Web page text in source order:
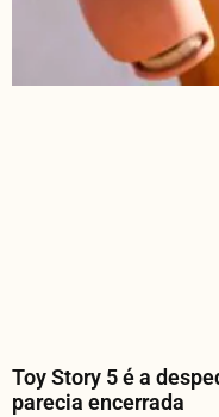
Toy Story 5 é a
parecia encerrada